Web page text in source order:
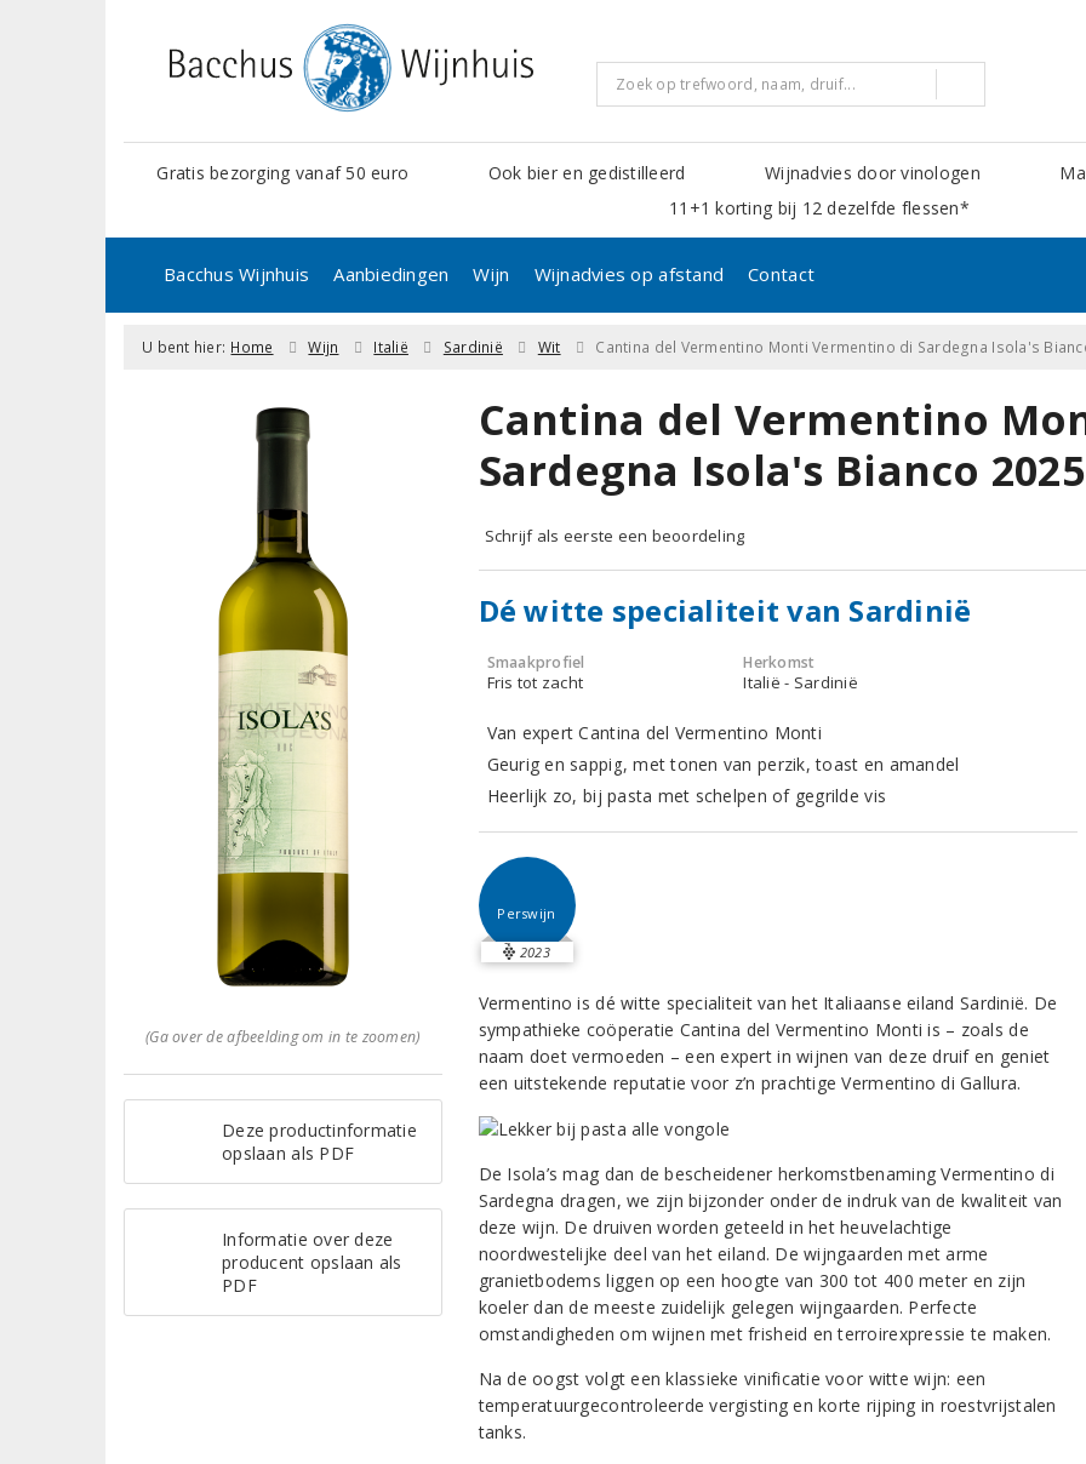
Gratis bezorging vanaf 50 euro Ook bier en gedistilleerd Wijnadvies door vinologen
11+1 korting bij 12 dezelfde flessen*
Bacchus Wijnhuis Aanbiedingen Wijn Wijnadvies op afstand Contact
U bent hier: Home Wijn Italië Sardinië Wit Cantina del Vermentino Monti Vermentino di Sardegna Isola's
(Ga over de afbeelding om in te zoomen)
Deze productinformatie
opslaan als PDF
Informatie over deze
producent opslaan als
PDF
Cantina del Vermentino
Sardegna Isola's Bianco 2025
Schrijf als eerste een beoordeling
Dé witte specialiteit van Sardinië
Smaakprofiel
Fris tot zacht
Herkomst
Italië - Sardinië
Van expert Cantina del Vermentino Monti
Geurig en sappig, met tonen van perzik, toast en amandel
Heerlijk zo, bij pasta met schelpen of gegrilde vis
Perswijn
2023
Vermentino is dé witte specialiteit van het Italiaanse eiland Sardinië. De
sympathieke coöperatie Cantina del Vermentino Monti is – zoals de
naam doet vermoeden – een expert in wijnen van deze druif en geniet
een uitstekende reputatie voor z’n prachtige Vermentino di Gallura.
De Isola’s mag dan de bescheidener herkomstbenaming Vermentino di
Sardegna dragen, we zijn bijzonder onder de indruk van de kwaliteit van
deze wijn. De druiven worden geteeld in het heuvelachtige
noordwestelijke deel van het eiland. De wijngaarden met arme
granietbodems liggen op een hoogte van 300 tot 400 meter en zijn
koeler dan de meeste zuidelijk gelegen wijngaarden. Perfecte
omstandigheden om wijnen met frisheid en terroirexpressie te maken.
Na de oogst volgt een klassieke vinificatie voor witte wijn: een
temperatuurgecontroleerde vergisting en korte rijping in roestvrijstalen
tanks.